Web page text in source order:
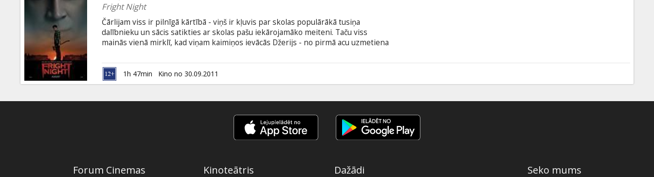
Fright Night
Čārlijam viss ir pilnīgā kārtībā - viņš ir kļuvis par skolas populārākā tusiņa
dalībnieku un sācis satikties ar skolas pašu iekārojamāko meiteni. Taču viss
mainās vienā mirklī, kad viņam kaimiņos ievācās Džerijs - no pirmā acu uzmetiena
Čārlijs nojauš, ka ar Džeriju nav kaut kas kārtībā. Uzsācis sava kaimiņa pastiprinātu
novērošanu, Čārlijs nonāk pie šausminoša atklājuma - Džerijs ir vampīrs! Atmetis
cerību pārliecināt pārējos, viņš nolemj pats atrast veidu, kā tikt galā ar monstru.
1h 47min Kino no 30.09.2011
Forum Cinemas Kinoteātris Dažādi Seko mums